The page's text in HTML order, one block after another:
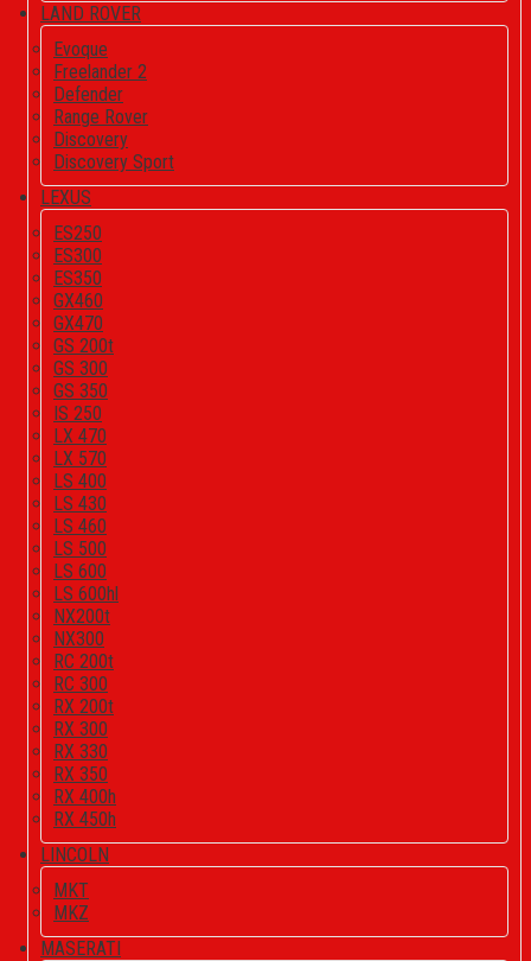
LAND ROVER
Evoque
Freelander 2
Defender
Range Rover
Discovery
Discovery Sport
LEXUS
ES250
ES300
ES350
GX460
GX470
GS 200t
GS 300
GS 350
IS 250
LX 470
LX 570
LS 400
LS 430
LS 460
LS 500
LS 600
LS 600hl
NX200t
NX300
RC 200t
RC 300
RX 200t
RX 300
RX 330
RX 350
RX 400h
RX 450h
LINCOLN
MKT
MKZ
MASERATI